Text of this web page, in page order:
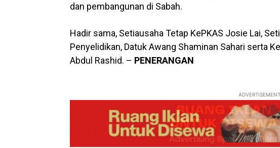
dan pembangunan di Sabah.
Hadir sama, Setiausaha Tetap KePKAS Josie Lai,
Penyelidikan, Datuk Awang Shaminan Sahari serta
Abdul Rashid. – PENERANGAN
ADVERTISEMENT